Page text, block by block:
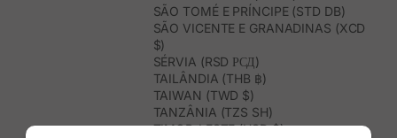
SÃO TOMÉ E PRÍNCIPE (STD DB)
SÃO VICENTE E GRANADINAS (XCD
$)
SÉRVIA (RSD РСД)
TAILÂNDIA (THB ฿)
TAIWAN (TWD $)
TANZÂNIA (TZS SH)
TIMOR-LESTE (USD $)